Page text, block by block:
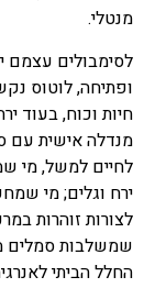
מנטלי.
לסימבולים
ופתיחה, לוטוס
חיות וכוח, בעוד
מנדלה אישית עם
לחיים למשל, מי
ירח וגלים; מי
לצורות זוהרות
שמשלבות סמלים
החלל הביתי